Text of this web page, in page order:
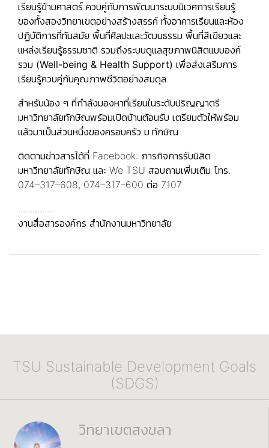
เรียนรู้ข้ามศาสตร์ควบคู่กับการพัฒนาระบบนิเวศการเรียนรู้
ของทั้งสองวิทยาเขตอย่างสร้างสรรค์ ทั้งอาคารเรียนและห้อง
ปฏิบัติการที่ทันสมัย พื้นที่ศิลปะและวัฒนธรรม พื้นที่สีเขียวและ
แหล่งเรียนรู้ธรรมชาติ รวมถึงระบบดูแลสุขภาพนิสิตแบบองค์
รวม (Well-being & Health Support) เพื่อส่งเสริมการ
เรียนรู้ควบคู่กับคุณภาพชีวิตอย่างสมดุล
สำหรับน้อง ๆ ที่กำลังมองหาที่เรียนในระดับปริญญาตรี
มหาวิทยาลัยทักษิณพร้อมเปิดบ้านต้อนรับ เตรียมตัวให้พร้อม
แล้วมาเป็นส่วนหนึ่งของครอบครัว ม.ทักษิณ
ติดตามข่าวสารได้ที่ Facebook: ภารกิจการรับนิสิต
มหาวิทยาลัยทักษิณ และ We TSU สอบถามเพิ่มเติม โทร.
074–317–608, 074–317–600 ต่อ 7107
...............
งานสื่อสารองค์กร สำนักงานมหาวิทยาลัย
TSU Sustainable Development Goals
(SDGS)
วิทยาเขตสงขลา